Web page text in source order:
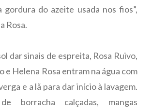
do azeite usada nos fios”,
Rosa.
dar sinais de espreita, Rosa Ruivo,
e Helena Rosa entram na água com
e a lã para dar início à lavagem.
borracha calçadas, mangas